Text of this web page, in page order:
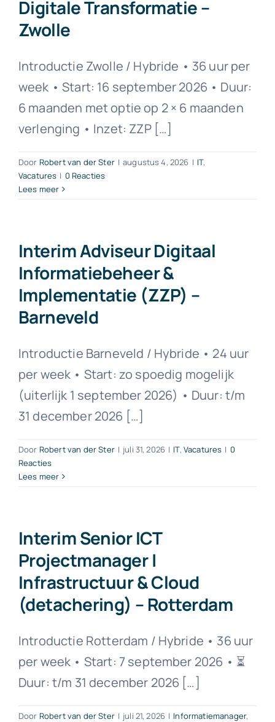
Digitale Transformatie –
Zwolle
Introductie Zwolle / Hybride • 36 uur per
week • Start: 16 september 2026 • Duur:
6 maanden met optie op 2 × 6 maanden
verlenging • Inzet: ZZP […]
Door Robert van der Ster | augustus 4, 2026 | IT,
Vacatures | 0 Reacties
Lees meer
Interim Adviseur Digitaal
Informatiebeheer &
Implementatie (ZZP) –
Barneveld
Introductie Barneveld / Hybride • 24 uur
per week • Start: zo spoedig mogelijk
(uiterlijk 1 september 2026) • Duur: t/m
31 december 2026 […]
Door Robert van der Ster | juli 31, 2026 | IT, Vacatures | 0
Reacties
Lees meer
Interim Senior ICT
Projectmanager |
Infrastructuur & Cloud
(detachering) – Rotterdam
Introductie Rotterdam / Hybride • 36 uur
per week • Start: 7 september 2026 • ⏳
Duur: t/m 31 december 2026 […]
Door Robert van der Ster | juli 21, 2026 | Informatiemanager,